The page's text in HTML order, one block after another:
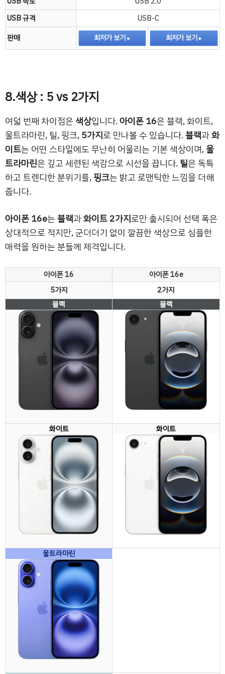
USB 규격
USB-C
판매
최저가 보기 최저가 보기
8.색상 : 5 vs 2가지
여덟 번째 차이점은색상입니다.아이폰 16은 블랙, 화이트,
울트라마린, 틸, 핑크,5가지로 만나볼 수 있습니다.블랙과화
이트는 어떤 스타일에도 무난히 어울리는 기본 색상이며,울
트라마린은 깊고 세련된 색감으로 시선을 끕니다. 틸은 독특
하고 트렌디한 분위기를,핑크는 밝고 로맨틱한 느낌을 더해
줍니다.
아이폰 16e는블랙과화이트2가지로만 출시되어 선택 폭은
상대적으로 적지만, 군더더기 없이 깔끔한 색상으로 심플한
매력을 원하는 분들께 제격입니다.
아이폰 16
아이폰 16e
5가지
2가지
블랙
블랙
화이트 화이트
울트라마린